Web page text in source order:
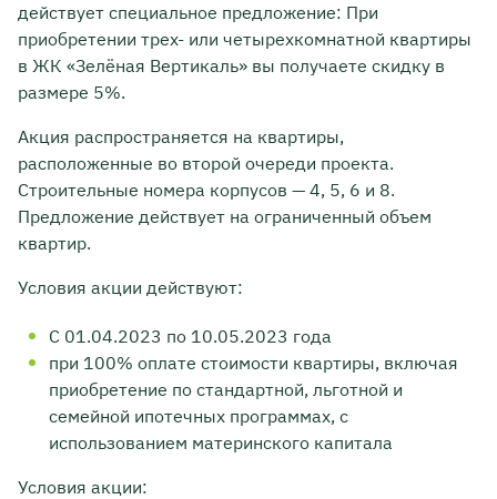
действует специальное предложение: При
приобретении трех- или четырехкомнатной квартиры
в ЖК «Зелёная Вертикаль» вы получаете скидку в
размере 5%.
Акция распространяется на квартиры,
расположенные во второй очереди проекта.
Строительные номера корпусов — 4, 5, 6 и 8.
Предложение действует на ограниченный объем
квартир.
Условия акции действуют:
С 01.04.2023 по 10.05.2023 года
при 100% оплате стоимости квартиры, включая
приобретение по стандартной, льготной и
семейной ипотечных программах, с
использованием материнского капитала
Условия акции: